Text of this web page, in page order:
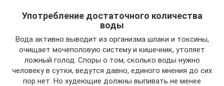
Употребление достаточного количества
воды
Вода активно выводит из организма шлаки и токсины,
очищает мочеполовую систему и кишечник, утоляет
ложный голод. Споры о том, сколько воды нужно
человеку в сутки, ведутся давно, единого мнения до сих
пор нет. Но худеющие должны выпивать не менее